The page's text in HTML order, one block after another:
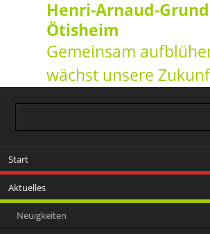
Henri-Arnaud-
Ötisheim
Gemeinsam
wächst unsere
überspringen
Start
Aktuelles
Neuigkeiten